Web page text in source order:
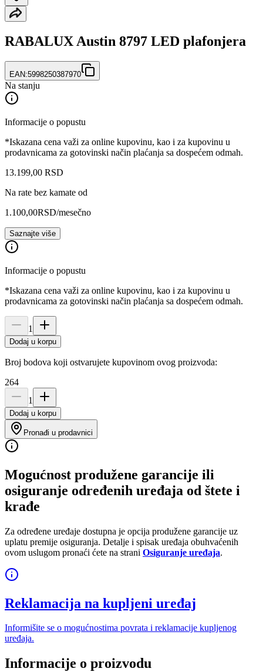
RABALUX Austin 8797 LED plafonjera
EAN:5998250387970
Na stanju
Informacije o popustu
*Iskazana cena važi za online kupovinu, kao i za kupovinu u
prodavnicama za gotovinski način plaćanja sa dospećem odmah.
13.199,00 RSD
Na rate bez kamate od
1.100,00RSD/mesečno
Saznajte više
Informacije o popustu
*Iskazana cena važi za online kupovinu, kao i za kupovinu u
prodavnicama za gotovinski način plaćanja sa dospećem odmah.
1
Dodaj u korpu
Broj bodova koji ostvarujete kupovinom ovog proizvoda:
264
1
Dodaj u korpu
Pronađi u prodavnici
Mogućnost produžene garancije ili
osiguranje određenih uređaja od štete i
krađe
Za određene uređaje dostupna je opcija produžene garancije uz
uplatu premije osiguranja. Detalje i spisak uređaja obuhvaćenih
ovom uslugom pronaći ćete na strani Osiguranje uređaja.
Reklamacija na kupljeni uređaj
Informišite se o mogućnostima povrata i reklamacije kupljenog
uređaja.
Informacije o proizvodu